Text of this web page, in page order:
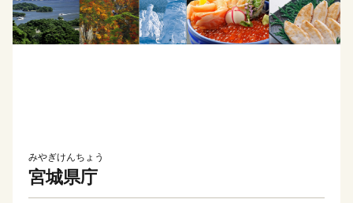
みやぎけんちょう
宮城県庁